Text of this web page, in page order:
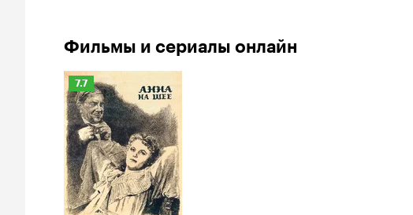
Фильмы и сериалы онлайн
Рейтинг
Кинопоиска
7.7
7.7